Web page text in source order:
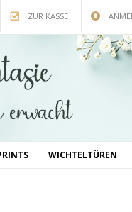
ZUR KASSE
WICHTELTÜREN